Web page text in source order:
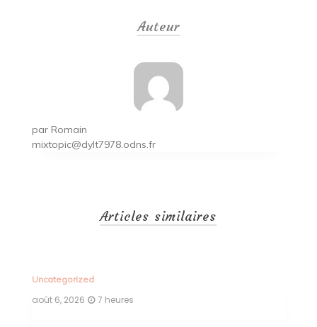
Auteur
par Romain
mixtopic@dylt7978.odns.fr
Articles similaires
Uncategorized
août 6, 2026 7 heures